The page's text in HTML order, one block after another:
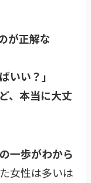
が正解な
いい？」
、本当に大丈
一歩がわから
女性は多いは